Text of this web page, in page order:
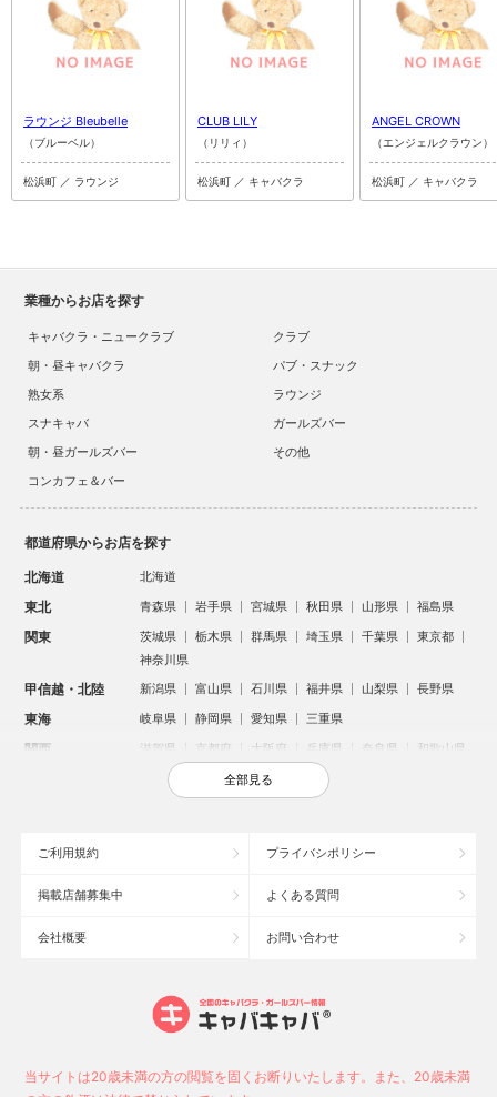
ラウンジ Bleubelle
（ブルーベル）
松浜町 ／ ラウンジ
CLUB LILY
（リリィ）
松浜町 ／ キャバクラ
ANGEL CROWN
（エンジェルクラウン）
松浜町 ／ キャバクラ
業種からお店を探す
キャバクラ・ニュークラブ
クラブ
朝・昼キャバクラ
パブ・スナック
熟女系
ラウンジ
スナキャバ
ガールズバー
朝・昼ガールズバー
その他
コンカフェ＆バー
都道府県からお店を探す
北海道 北海道
東北 青森県 岩手県 宮城県 秋田県 山形県 福島県
関東 茨城県 栃木県 群馬県 埼玉県 千葉県
東京都
神奈川県
甲信越・北陸 新潟県 富山県 石川県 福井県 山梨県 長野県
東海 岐阜県 静岡県 愛知県 三重県
関西 滋賀県 京都府 大阪府 兵庫県 奈良県 和歌山県
鳥取県 島根県 岡山県 広島県
沖縄県
大宮のキャバクラ
六本木のキャバクラ
池袋駅（西口）のキャバクラ
新潟駅前のキャバクラ
全部見る
ご利用規約 プライバシポリシー
掲載店舗募集中 よくある質問
会社概要 お問い合わせ
当サイトは20歳未満の方の閲覧を固くお断りいたします。また、20歳未満